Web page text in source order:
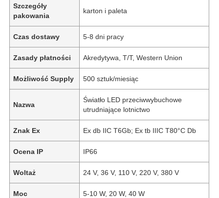
Szczegóły
pakowania
karton i paleta
Czas dostawy 5-8 dni pracy
Zasady płatności Akredytywa, T/T, Western Union
Możliwość Supply 500 sztuk/miesiąc
Nazwa
Światło LED przeciwwybuchowe
utrudniające lotnictwo
Znak Ex Ex db IIC T6Gb; Ex tb IIIC T80°C Db
Ocena IP IP66
Woltaż 24 V, 36 V, 110 V, 220 V, 380 V
Moc 5-10 W, 20 W, 40 W